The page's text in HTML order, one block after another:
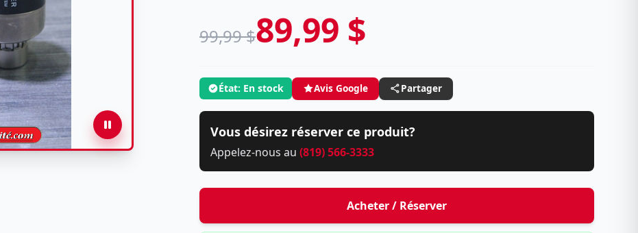
99,99 $89,99 $
État: En stock Avis Google Partager
Vous désirez réserver ce produit?
Appelez-nous au (819) 566-3333
Acheter / Réserver